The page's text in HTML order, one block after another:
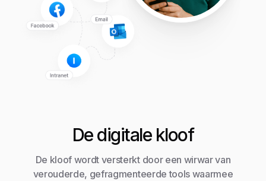
De digitale kloof
De kloof wordt versterkt door een wirwar van
verouderde, gefragmenteerde tools waarmee